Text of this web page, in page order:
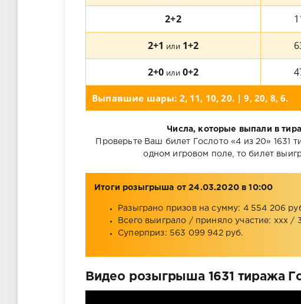
Выпавшие шары: 2, 11, 10, 20. | 9, 20, 8, 6.
2+2
2+1 или1+2
2+0 или0+2
Числа, которые выпали в
Проверьте Ваш билет Гослото «4 из 20» 1631
одном игровом поле, то билет
Итоги розыгрыша от 24.03.2020 в 10:00
Разыграно призов на сумму: 4 554 206
Всего выиграло / приняло участие: xxx /
Суперприз: 563 099 942 руб.
Видео розыгрыша 1631 тиража